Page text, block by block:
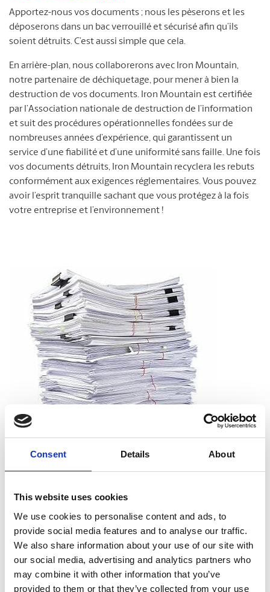
Consent Details About
This website uses cookies
We use cookies to personalise content and ads, to
provide social media features and to analyse our traffic.
We also share information about your use of our site with
our social media, advertising and analytics partners who
may combine it with other information that you’ve
provided to them or that they’ve collected from your use
Apportez-nous vos documents ; nous les pèserons et les
déposerons dans un bac verrouillé et sécurisé afin qu’ils
soient détruits. C’est aussi simple que cela.
En arrière-plan, nous collaborerons avec Iron Mountain,
notre partenaire de déchiquetage, pour mener à bien la
destruction de vos documents. Iron Mountain est certifiée
par l’Association nationale de destruction de l’information
et suit des procédures opérationnelles fondées sur de
nombreuses années d’expérience, qui garantissent un
service d’une fiabilité et d’une uniformité sans faille. Une fois
vos documents détruits, Iron Mountain recyclera les rebuts
conformément aux exigences réglementaires. Vous pouvez
avoir l’esprit tranquille sachant que vous protégez à la fois
votre entreprise et l’environnement !
Vous pouvez déchiqueter tous les types de papier, dont le
papier d’impression, les reçus, les notes et les sorties
d’imprimante. Et vous n’avez pas à vous soucier de retirer les
agrafes, les trombones ou les chemises. Nous acceptons les
documents tels qu’ils sont.